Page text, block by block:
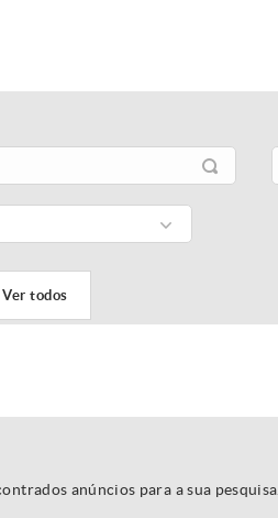
Ver todos
anúncios para a sua pesquisa.